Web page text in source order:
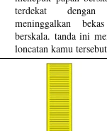
terdekat
meninggalkan
berskala. tanda ini
loncatan kamu